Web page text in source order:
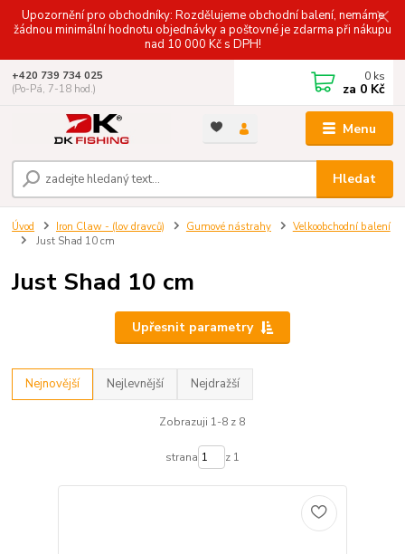
Upozornění pro obchodníky: Rozdělujeme obchodní balení, nemáme
žádnou minimální hodnotu objednávky a poštovné je zdarma při nákupu
nad 10 000 Kč s DPH!
Menu
Hledat
+420 739 734 025
(Po-Pá, 7-18 hod.)
0 ks
za 0 Kč
Úvod Iron Claw - (lov dravců) Gumové nástrahy
Velkoobchodní balení
Just Shad 10 cm
Just Shad 10 cm
Upřesnit parametry
Nejnovější Nejlevnější Nejdražší
Zobrazuji 1-8 z 8
strana z 1